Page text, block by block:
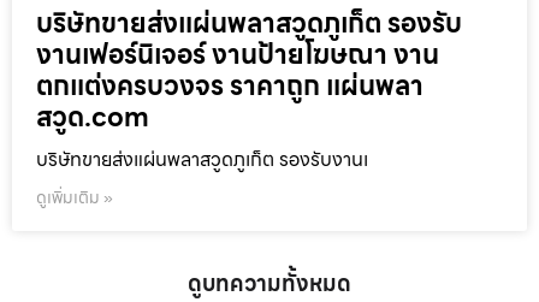
บริษัทขายส่งแผ่นพลาสวูดภูเก็ต รองรับ
งานเฟอร์นิเจอร์ งานป้ายโฆษณา งาน
ตกแต่งครบวงจร ราคาถูก แผ่นพลา
สวูด.com
บริษัทขายส่งแผ่นพลาสวูดภูเก็ต รองรับงานเ
ดูเพิ่มเติม »
ดูบทความทั้งหมด